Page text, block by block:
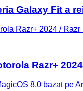
Galaxy Fit a
Razr+